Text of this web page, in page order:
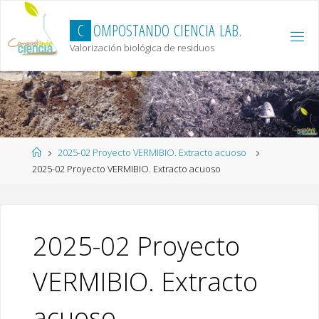
content
C OMPOSTANDO CIENCIA LAB.
Valorización biológica de residuos
Home2025-02 Proyecto VERMIBIO. Extracto acuoso
2025-02 Proyecto VERMIBIO. Extracto acuoso
2025-02 Proyecto
VERMIBIO. Extracto